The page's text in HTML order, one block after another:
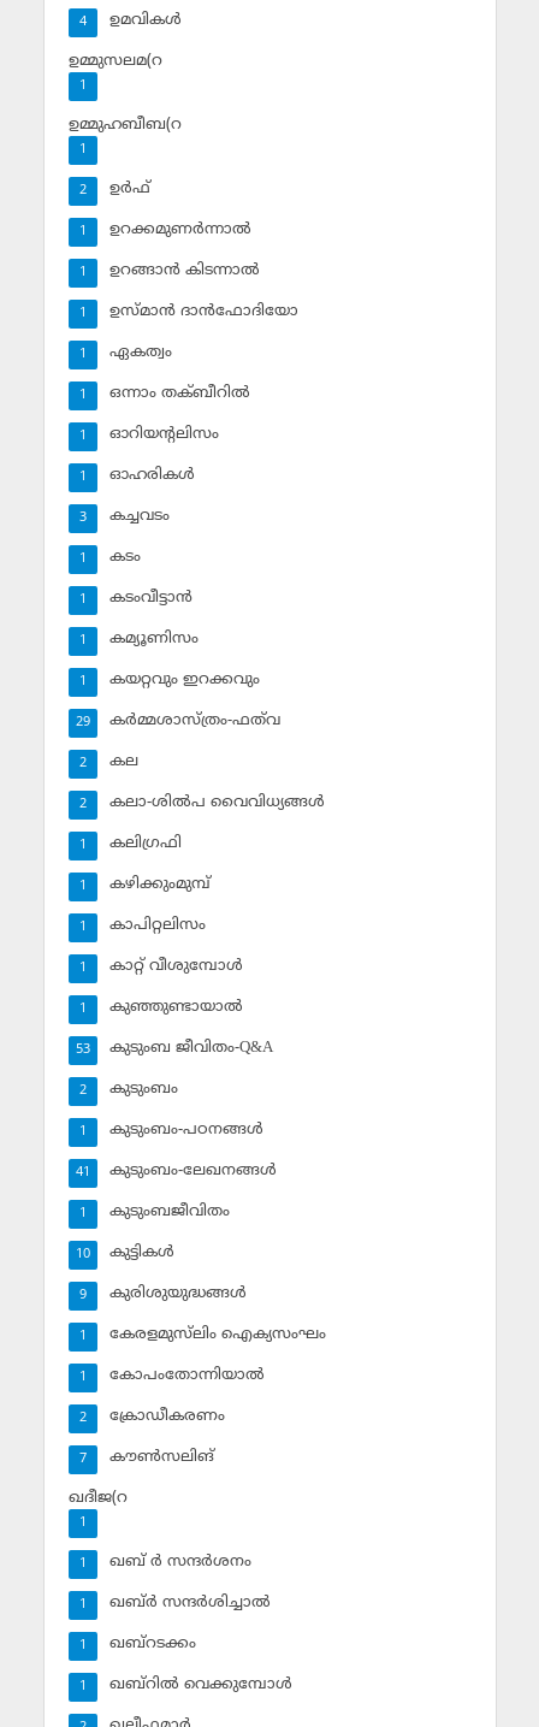
ഉമവികള്‍
4
ഉമ്മുസലമ(റ
1
ഉമ്മുഹബീബ(റ
1
ഉര്‍ഫ്
2
ഉറക്കമുണര്‍ന്നാല്‍
1
ഉറങ്ങാന്‍ കിടന്നാല്‍
1
ഉസ്മാന്‍ ദാന്‍ഫോദിയോ
1
ഏകത്വം
1
ഒന്നാം തക്ബീറില്‍
1
ഓറിയന്റലിസം
1
ഓഹരികള്‍
1
കച്ചവടം
3
കടം
1
കടംവീട്ടാന്‍
1
കമ്യൂണിസം
1
കയറ്റവും ഇറക്കവും
1
കര്‍മ്മശാസ്ത്രം-ഫത്‌വ
29
കല
2
കലാ-ശില്‍പ വൈവിധ്യങ്ങള്‍
2
കലിഗ്രഫി
1
കഴിക്കുംമുമ്പ്
1
കാപിറ്റലിസം
1
കാറ്റ് വീശുമ്പോള്‍
1
കുഞ്ഞുണ്ടായാല്‍
1
കുടുംബ ജീവിതം-Q&A
53
കുടുംബം
2
കുടുംബം-പഠനങ്ങള്‍
1
കുടുംബം-ലേഖനങ്ങള്‍
41
കുടുംബജീവിതം
1
കുട്ടികള്‍
10
കുരിശുയുദ്ധങ്ങള്‍
9
കേരളമുസ്‌ലിം ഐക്യസംഘം
1
കോപംതോന്നിയാല്‍
1
ക്രോഡീകരണം
2
കൗണ്‍സലിങ്‌
7
ഖദീജ(റ
1
ഖബ് ര്‍ സന്ദര്‍ശനം
1
ഖബ്ര്‍ സന്ദര്‍ശിച്ചാല്‍
1
ഖബ്‌റടക്കം
1
ഖബ്‌റില്‍ വെക്കുമ്പോള്‍
1